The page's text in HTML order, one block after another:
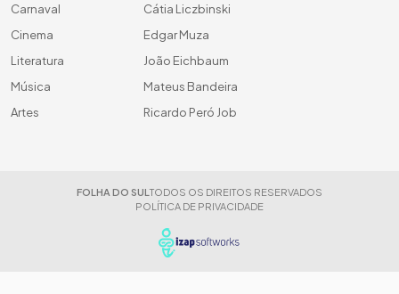
Carnaval
Cinema
Literatura
Música
Artes
Cátia Liczbinski
Edgar Muza
João Eichbaum
Mateus Bandeira
Ricardo Peró Job
FOLHA DO SUL TODOS OS DIREITOS RESERVADOS
POLÍTICA DE PRIVACIDADE